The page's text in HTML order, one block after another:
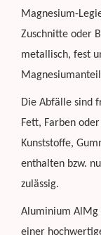
Magnesium-
Zuschnitte oder
metallisch, fest
Die Abfälle sind
Fett, Farben
Kunststoffe,
enthalten bzw.
zulässig.
Aluminium AlMg
einer